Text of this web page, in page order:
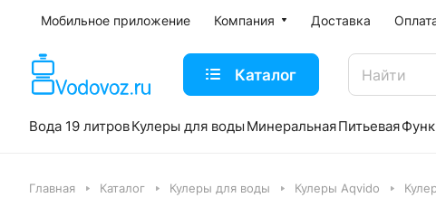
Мобильное приложение Компания Доставка
Каталог
Вода 19 литровКулеры для воды МинеральнаяПитьевая
Главная Каталог Кулеры для воды Кулеры Aqvido